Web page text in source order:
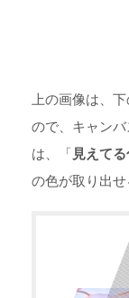
上の画像は、
ので、キャン
は、「 見えて
の色が取り出せ